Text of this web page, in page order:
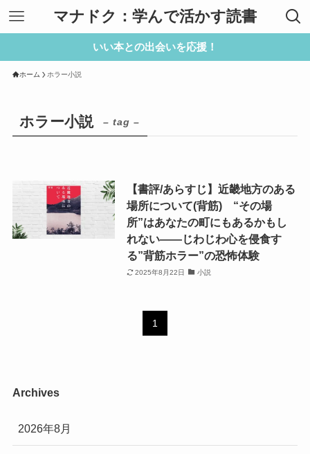
マナドク：学んで活かす読書
いい本との出会いを応援！
ホーム ホラー小説
ホラー小説 – tag –
【書評/あらすじ】近畿地方のある
場所について(背筋) “その場
所”はあなたの町にもあるかもし
れない――じわじわ心を侵食す
る”背筋ホラー”の恐怖体験
2025年8月22日 小説
1
Archives
2026年8月